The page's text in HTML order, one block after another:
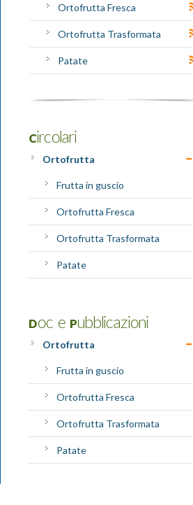
Ortofrutta Fresca
Ortofrutta Trasformata
Patate
Circolari
Ortofrutta
Frutta in guscio
Ortofrutta Fresca
Ortofrutta Trasformata
Patate
Doc e Pubblicazioni
Ortofrutta
Frutta in guscio
Ortofrutta Fresca
Ortofrutta Trasformata
Patate